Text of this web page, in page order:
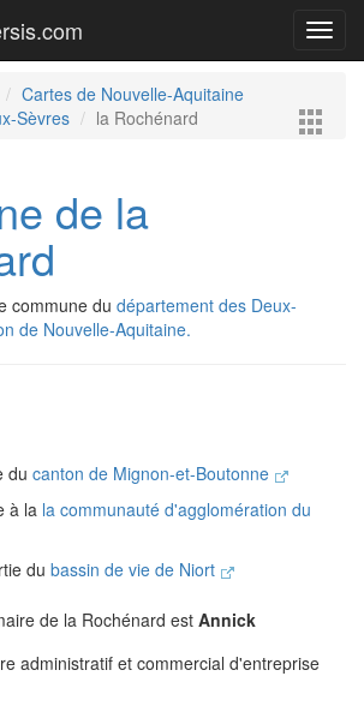
Cartes de Nouvelle-Aquitaine
Sèvres
la Rochénard
de la
commune du département des Deux-
de Nouvelle-Aquitaine.
du canton de Mignon-et-Boutonne
à la la communauté d'agglomération du
du bassin de vie de Niort
de la Rochénard est Annick
administratif et commercial d'entreprise